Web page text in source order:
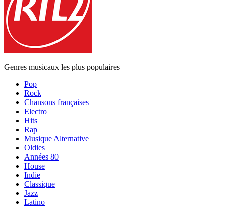
Genres musicaux les plus populaires
Pop
Rock
Chansons françaises
Electro
Hits
Rap
Musique Alternative
Oldies
Années 80
House
Indie
Classique
Jazz
Latino